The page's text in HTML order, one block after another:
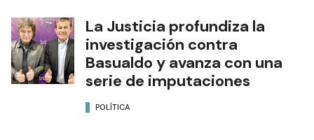
La Justicia profundiza la
investigación contra
Basualdo y avanza con una
serie de imputaciones
POLÍTICA